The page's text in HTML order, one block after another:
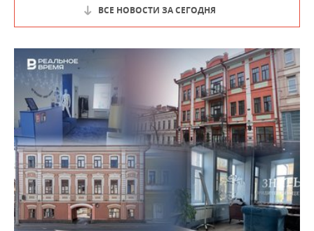
ВСЕ НОВОСТИ ЗА СЕГОДНЯ